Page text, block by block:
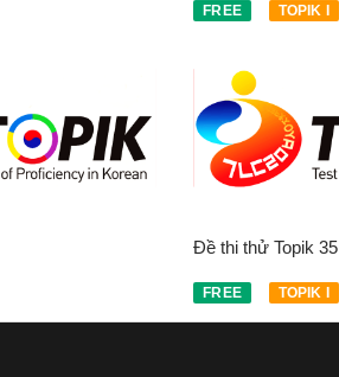
FREE TOPIK I
Đề thi thử Topik 35
FREE TOPIK I